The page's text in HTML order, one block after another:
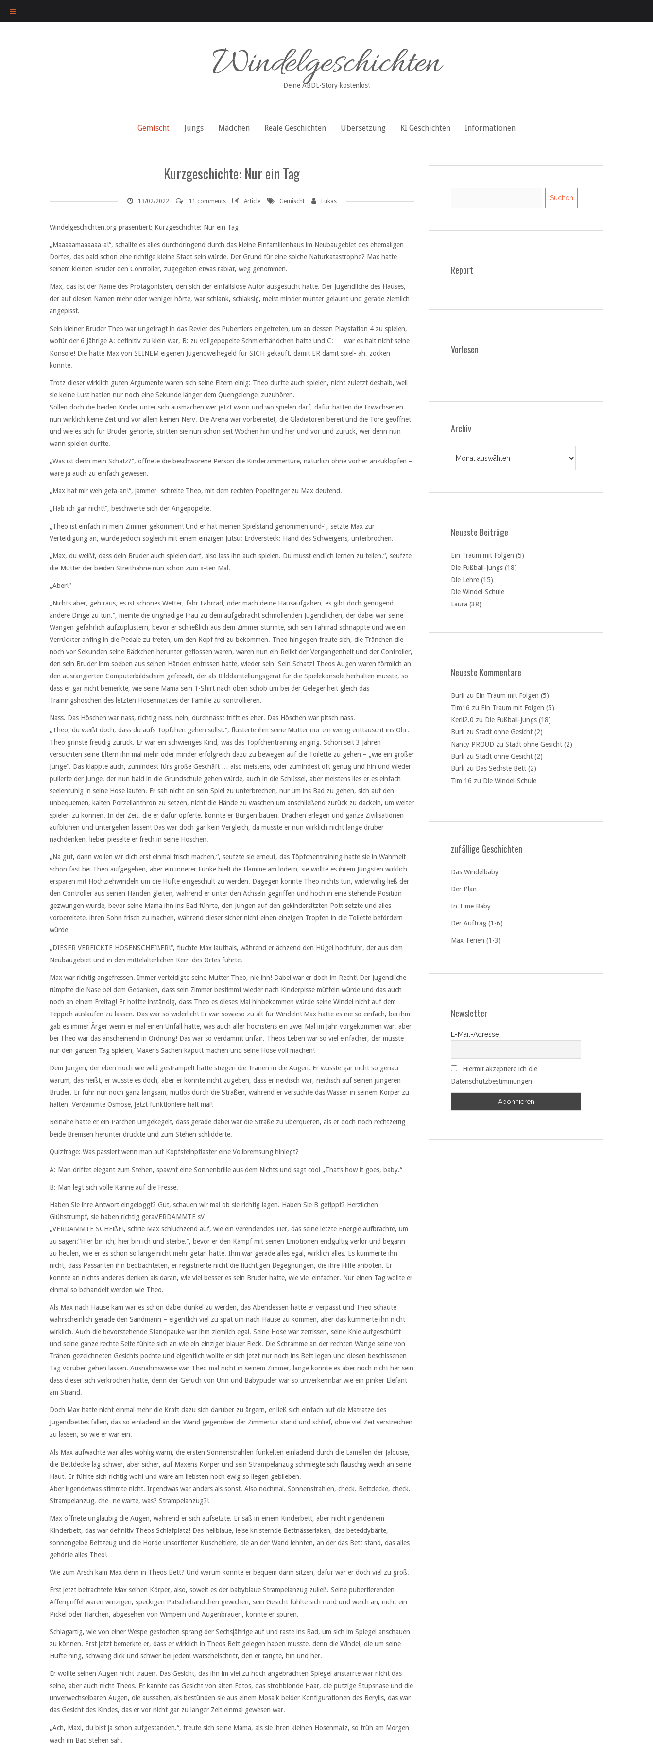
Windelgeschichten
Deine ABDL-Story kostenlos!
Gemischt Jungs Mädchen Reale Geschichten Übersetzung KI Geschichten Informationen
Kurzgeschichte: Nur ein Tag
13/02/2022 11 comments Article Gemischt Lukas
Windelgeschichten.org präsentiert: Kurzgeschichte: Nur ein Tag
„Maaaaamaaaaaa-a!“, schallte es alles durchdringend durch das kleine Einfamilienhaus im Neubaugebiet des ehemaligen
Dorfes, das bald schon eine richtige kleine Stadt sein würde. Der Grund für eine solche Naturkatastrophe? Max hatte
seinem kleinen Bruder den Controller, zugegeben etwas rabiat, weg genommen.
Max, das ist der Name des Protagonisten, den sich der einfallslose Autor ausgesucht hatte. Der Jugendliche des Hauses,
der auf diesen Namen mehr oder weniger hörte, war schlank, schlaksig, meist minder munter gelaunt und gerade ziemlich
angepisst.
Sein kleiner Bruder Theo war ungefragt in das Revier des Pubertiers eingetreten, um an dessen Playstation 4 zu spielen,
wofür der 6 Jährige A: definitiv zu klein war, B: zu vollgepopelte Schmierhändchen hatte und C: … war es halt nicht seine
Konsole! Die hatte Max von SEINEM eigenen Jugendweihegeld für SICH gekauft, damit ER damit spiel- äh, zocken
konnte.
Trotz dieser wirklich guten Argumente waren sich seine Eltern einig: Theo durfte auch spielen, nicht zuletzt deshalb, weil
sie keine Lust hatten nur noch eine Sekunde länger dem Quengelengel zuzuhören.
Sollen doch die beiden Kinder unter sich ausmachen wer jetzt wann und wo spielen darf, dafür hatten die Erwachsenen
nun wirklich keine Zeit und vor allem keinen Nerv. Die Arena war vorbereitet, die Gladiatoren bereit und die Tore geöffnet
und wie es sich für Brüder gehörte, stritten sie nun schon seit Wochen hin und her und vor und zurück, wer denn nun
wann spielen durfte.
„Was ist denn mein Schatz?“, öffnete die beschworene Person die Kinderzimmertüre, natürlich ohne vorher anzuklopfen –
wäre ja auch zu einfach gewesen.
„Max hat mir weh geta-an!“, jammer- schreite Theo, mit dem rechten Popelfinger zu Max deutend.
„Hab ich gar nicht!“, beschwerte sich der Angepopelte.
„Theo ist einfach in mein Zimmer gekommen! Und er hat meinen Spielstand genommen und-“, setzte Max zur
Verteidigung an, wurde jedoch sogleich mit einem einzigen Jutsu: Erdversteck: Hand des Schweigens, unterbrochen.
„Max, du weißt, dass dein Bruder auch spielen darf, also lass ihn auch spielen. Du musst endlich lernen zu teilen.“, seufzte
die Mutter der beiden Streithähne nun schon zum x-ten Mal.
„Aber!“
„Nichts aber, geh raus, es ist schönes Wetter, fahr Fahrrad, oder mach deine Hausaufgaben, es gibt doch genügend
andere Dinge zu tun.“, meinte die ungnädige Frau zu dem aufgebracht schmollenden Jugendlichen, der dabei war seine
Wangen gefährlich aufzuplustern, bevor er schließlich aus dem Zimmer stürmte, sich sein Fahrrad schnappte und wie ein
Verrückter anfing in die Pedale zu treten, um den Kopf frei zu bekommen. Theo hingegen freute sich, die Tränchen die
noch vor Sekunden seine Bäckchen herunter geflossen waren, waren nun ein Relikt der Vergangenheit und der Controller,
den sein Bruder ihm soeben aus seinen Händen entrissen hatte, wieder sein. Sein Schatz! Theos Augen waren förmlich an
den ausrangierten Computerbildschirm gefesselt, der als Bilddarstellungsgerät für die Spielekonsole herhalten musste, so
dass er gar nicht bemerkte, wie seine Mama sein T-Shirt nach oben schob um bei der Gelegenheit gleich das
Trainingshöschen des letzten Hosenmatzes der Familie zu kontrollieren.
Nass. Das Höschen war nass, richtig nass, nein, durchnässt trifft es eher. Das Höschen war pitsch nass.
„Theo, du weißt doch, dass du aufs Töpfchen gehen sollst.“, flüsterte ihm seine Mutter nur ein wenig enttäuscht ins Ohr.
Theo grinste freudig zurück. Er war ein schwieriges Kind, was das Töpfchentraining anging. Schon seit 3 Jahren
versuchten seine Eltern ihn mal mehr oder minder erfolgreich dazu zu bewegen auf die Toilette zu gehen – „wie ein großer
Junge“. Das klappte auch, zumindest fürs große Geschäft … also meistens, oder zumindest oft genug und hin und wieder
pullerte der Junge, der nun bald in die Grundschule gehen würde, auch in die Schüssel, aber meistens lies er es einfach
seelenruhig in seine Hose laufen. Er sah nicht ein sein Spiel zu unterbrechen, nur um ins Bad zu gehen, sich auf den
unbequemen, kalten Porzellanthron zu setzen, nicht die Hände zu waschen um anschließend zurück zu dackeln, um weiter
spielen zu können. In der Zeit, die er dafür opferte, konnte er Burgen bauen, Drachen erlegen und ganze Zivilisationen
aufblühen und untergehen lassen! Das war doch gar kein Vergleich, da musste er nun wirklich nicht lange drüber
nachdenken, lieber pieselte er frech in seine Höschen.
„Na gut, dann wollen wir dich erst einmal frisch machen,“, seufzte sie erneut, das Töpfchentraining hatte sie in Wahrheit
schon fast bei Theo aufgegeben, aber ein innerer Funke hielt die Flamme am lodern, sie wollte es ihrem Jüngsten wirklich
ersparen mit Hochziehwindeln um die Hüfte eingeschult zu werden. Dagegen konnte Theo nichts tun, widerwillig ließ der
den Controller aus seinen Händen gleiten, während er unter den Achseln gegriffen und hoch in eine stehende Position
gezwungen wurde, bevor seine Mama ihn ins Bad führte, den Jungen auf den gekindersitzten Pott setzte und alles
vorbereitete, ihren Sohn frisch zu machen, während dieser sicher nicht einen einzigen Tropfen in die Toilette befördern
würde.
„DIESER VERFICKTE HOSENSCHEIßER!“, fluchte Max lauthals, während er ächzend den Hügel hochfuhr, der aus dem
Neubaugebiet und in den mittelalterlichen Kern des Ortes führte.
Max war richtig angefressen. Immer verteidigte seine Mutter Theo, nie ihn! Dabei war er doch im Recht! Der Jugendliche
rümpfte die Nase bei dem Gedanken, dass sein Zimmer bestimmt wieder nach Kinderpisse müffeln würde und das auch
noch an einem Freitag! Er hoffte inständig, dass Theo es dieses Mal hinbekommen würde seine Windel nicht auf dem
Teppich auslaufen zu lassen. Das war so widerlich! Er war sowieso zu alt für Windeln! Max hatte es nie so einfach, bei ihm
gab es immer Ärger wenn er mal einen Unfall hatte, was auch aller höchstens ein zwei Mal im Jahr vorgekommen war, aber
bei Theo war das anscheinend in Ordnung! Das war so verdammt unfair. Theos Leben war so viel einfacher, der musste
nur den ganzen Tag spielen, Maxens Sachen kaputt machen und seine Hose voll machen!
Dem Jungen, der eben noch wie wild gestrampelt hatte stiegen die Tränen in die Augen. Er wusste gar nicht so genau
warum, das heißt, er wusste es doch, aber er konnte nicht zugeben, dass er neidisch war, neidisch auf seinen jüngeren
Bruder. Er fuhr nur noch ganz langsam, mutlos durch die Straßen, während er versuchte das Wasser in seinem Körper zu
halten. Verdammte Osmose, jetzt funktioniere halt mal!
Beinahe hätte er ein Pärchen umgekegelt, dass gerade dabei war die Straße zu überqueren, als er doch noch rechtzeitig
beide Bremsen herunter drückte und zum Stehen schlidderte.
Quizfrage: Was passiert wenn man auf Kopfsteinpflaster eine Vollbremsung hinlegt?
A: Man driftet elegant zum Stehen, spawnt eine Sonnenbrille aus dem Nichts und sagt cool „That‘s how it goes, baby.“
B: Man legt sich volle Kanne auf die Fresse.
Haben Sie ihre Antwort eingeloggt? Gut, schauen wir mal ob sie richtig lagen. Haben Sie B getippt? Herzlichen
Glühstrumpf, sie haben richtig geraVERDAMMTE sV
„VERDAMMTE SCHEißE!, schrie Max schluchzend auf, wie ein verendendes Tier, das seine letzte Energie aufbrachte, um
zu sagen:“Hier bin ich, hier bin ich und sterbe.“, bevor er den Kampf mit seinen Emotionen endgültig verlor und begann
zu heulen, wie er es schon so lange nicht mehr getan hatte. Ihm war gerade alles egal, wirklich alles. Es kümmerte ihn
nicht, dass Passanten ihn beobachteten, er registrierte nicht die flüchtigen Begegnungen, die ihre Hilfe anboten. Er
konnte an nichts anderes denken als daran, wie viel besser es sein Bruder hatte, wie viel einfacher. Nur einen Tag wollte er
einmal so behandelt werden wie Theo.
Als Max nach Hause kam war es schon dabei dunkel zu werden, das Abendessen hatte er verpasst und Theo schaute
wahrscheinlich gerade den Sandmann – eigentlich viel zu spät um nach Hause zu kommen, aber das kümmerte ihn nicht
wirklich. Auch die bevorstehende Standpauke war ihm ziemlich egal. Seine Hose war zerrissen, seine Knie aufgeschürft
und seine ganze rechte Seite fühlte sich an wie ein einziger blauer Fleck. Die Schramme an der rechten Wange seine von
Tränen gezeichneten Gesichts pochte und eigentlich wollte er sich jetzt nur noch ins Bett legen und diesen beschissenen
Tag vorüber gehen lassen. Ausnahmsweise war Theo mal nicht in seinem Zimmer, lange konnte es aber noch nicht her sein
dass dieser sich verkrochen hatte, denn der Geruch von Urin und Babypuder war so unverkennbar wie ein pinker Elefant
am Strand.
Doch Max hatte nicht einmal mehr die Kraft dazu sich darüber zu ärgern, er ließ sich einfach auf die Matratze des
Jugendbettes fallen, das so einladend an der Wand gegenüber der Zimmertür stand und schlief, ohne viel Zeit verstreichen
zu lassen, so wie er war ein.
Als Max aufwachte war alles wohlig warm, die ersten Sonnenstrahlen funkelten einladend durch die Lamellen der Jalousie,
die Bettdecke lag schwer, aber sicher, auf Maxens Körper und sein Strampelanzug schmiegte sich flauschig weich an seine
Haut. Er fühlte sich richtig wohl und wäre am liebsten noch ewig so liegen geblieben.
Aber irgendetwas stimmte nicht. Irgendwas war anders als sonst. Also nochmal. Sonnenstrahlen, check. Bettdecke, check.
Strampelanzug, che- ne warte, was? Strampelanzug?!
Max öffnete ungläubig die Augen, während er sich aufsetzte. Er saß in einem Kinderbett, aber nicht irgendeinem
Kinderbett, das war definitiv Theos Schlafplatz! Das hellblaue, leise knisternde Bettnässerlaken, das beteddybärte,
sonnengelbe Bettzeug und die Horde unsortierter Kuscheltiere, die an der Wand lehnten, an der das Bett stand, das alles
gehörte alles Theo!
Wie zum Arsch kam Max denn in Theos Bett? Und warum konnte er bequem darin sitzen, dafür war er doch viel zu groß.
Erst jetzt betrachtete Max seinen Körper, also, soweit es der babyblaue Strampelanzug zuließ. Seine pubertierenden
Affengriffel waren winzigen, speckigen Patschehändchen gewichen, sein Gesicht fühlte sich rund und weich an, nicht ein
Pickel oder Härchen, abgesehen von Wimpern und Augenbrauen, konnte er spüren.
Schlagartig, wie von einer Wespe gestochen sprang der Sechsjährige auf und raste ins Bad, um sich im Spiegel anschauen
zu können. Erst jetzt bemerkte er, dass er wirklich in Theos Bett gelegen haben musste, denn die Windel, die um seine
Hüfte hing, schwang dick und schwer bei jedem Watschelschritt, den er tätigte, hin und her.
Er wollte seinen Augen nicht trauen. Das Gesicht, das ihn im viel zu hoch angebrachten Spiegel anstarrte war nicht das
seine, aber auch nicht Theos. Er kannte das Gesicht von alten Fotos, das strohblonde Haar, die putzige Stupsnase und die
unverwechselbaren Augen, die aussahen, als bestünden sie aus einem Mosaik beider Konfigurationen des Berylls, das war
das Gesicht des Kindes, das er vor nicht gar zu langer Zeit einmal gewesen war.
„Ach, Maxi, du bist ja schon aufgestanden.“, freute sich seine Mama, als sie ihren kleinen Hosenmatz, so früh am Morgen
wach im Bad stehen sah.
Report
Vorlesen
Archiv
Neueste Beiträge
Ein Traum mit Folgen (5)
Die Fußball-Jungs (18)
Die Lehre (15)
Die Windel-Schule
Laura (38)
Neueste Kommentare
Burli zu Ein Traum mit Folgen (5)
Tim16 zu Ein Traum mit Folgen (5)
Kerli2.0 zu Die Fußball-Jungs (18)
Burli zu Stadt ohne Gesicht (2)
Nancy PROUD zu Stadt ohne Gesicht (2)
Burli zu Stadt ohne Gesicht (2)
Burli zu Das Sechste Bett (2)
Tim 16 zu Die Windel-Schule
zufällige Geschichten
Das Windelbaby
Der Plan
In Time Baby
Der Auftrag (1-6)
Max‘ Ferien (1-3)
Newsletter
E-Mail-Adresse
Hiermit akzeptiere ich die
Datenschutzbestimmungen